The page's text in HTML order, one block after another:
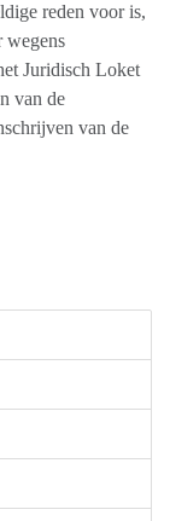
reden voor is,
wegens
Juridisch Loket
van de
van de